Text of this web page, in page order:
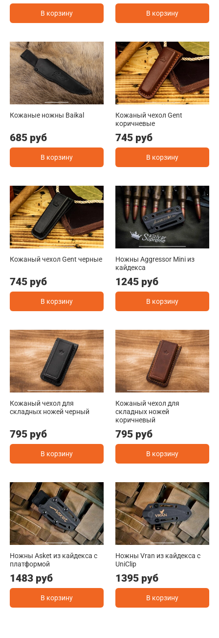
В корзину В корзину
Кожаные ножны Baikal
685 руб
В корзину
Кожаный чехол Gent
коричневые
745 руб
В корзину
Кожаный чехол Gent черные
745 руб
В корзину
Ножны Aggressor Mini из
кайдекса
1245 руб
В корзину
Кожаный чехол для
складных ножей черный
795 руб
В корзину
Кожаный чехол для
складных ножей
коричневый
795 руб
В корзину
Ножны Asket из кайдекса c
платформой
1483 руб
В корзину
Ножны Vran из кайдекса c
UniClip
1395 руб
В корзину